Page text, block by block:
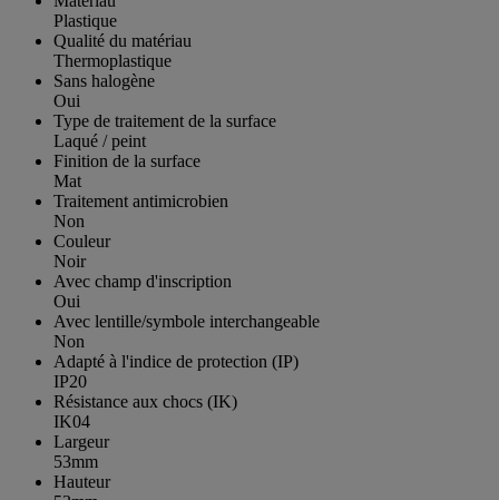
Plastique
Qualité du matériau
Thermoplastique
Sans halogène
Oui
Type de traitement de la surface
Laqué / peint
Finition de la surface
Mat
Traitement antimicrobien
Non
Couleur
Noir
Avec champ d'inscription
Oui
Avec lentille/symbole interchangeable
Non
Adapté à l'indice de protection (IP)
IP20
Résistance aux chocs (IK)
IK04
Largeur
53mm
Hauteur